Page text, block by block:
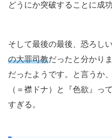
どうにか突破することに成功
そして最後の最後、恐ろし
の大罪司教だったと分かり
だったようです。と言うか
（＝襟ドナ）と『色欲』
すぎる。